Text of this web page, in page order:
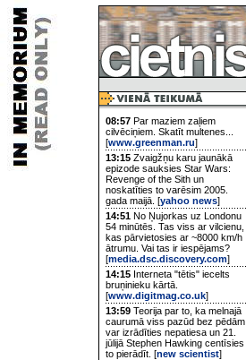
08:57 Par maziem zaļiem
cilvēciņiem. Skatīt multenes...
[www.greenman.ru]
13:15 Zvaigžņu karu jaunākā
epizode sauksies Star Wars:
Revenge of the Sith un
noskatīties to varēsim 2005.
gada maijā. [yahoo news]
14:51 No Ņujorkas uz Londonu
54 minūtēs. Tas viss ar vilcienu,
kas pārvietosies ar ~8000 km/h
ātrumu. Vai tas ir iespējams?
[media.dsc.discovery.com]
14:15 Interneta "tētis" iecelts
bruņinieku kārtā.
[www.digitmag.co.uk]
13:59 Teorija par to, ka melnajā
caurumā viss pazūd bez pēdām
var izrādīties nepatiesa un 21.
jūlijā Stephen Hawking centīsies
to pierādīt. [new scientist]